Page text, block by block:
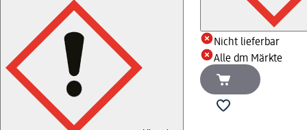
Nicht lieferbar
Alle dm Märkte